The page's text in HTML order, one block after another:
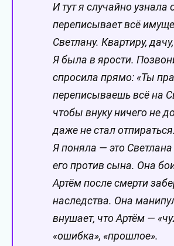
И тут я случайно узнала
переписывает всё
Светлану. Квартиру,
Я была в ярости.
спросила прямо: «Ты
переписываешь всё на
чтобы внуку ничего не
даже не стал отпираться.
Я поняла — это
его против сына. Она
Артём после смерти
наследства. Она
внушает, что Артём —
«ошибка», «прошлое».